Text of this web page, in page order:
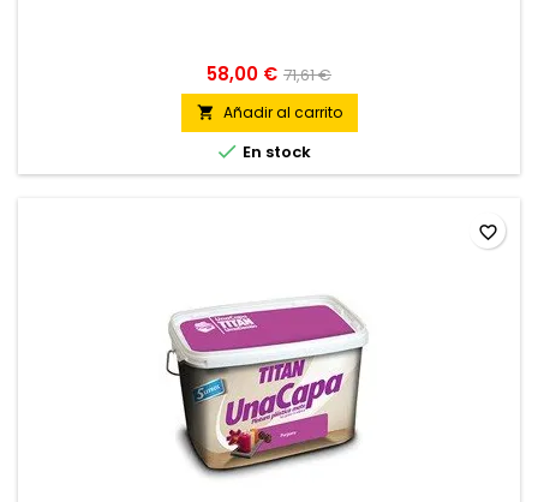
58,00 € 71,61 €
 Añadir al carrito
 En stock
favorite_border